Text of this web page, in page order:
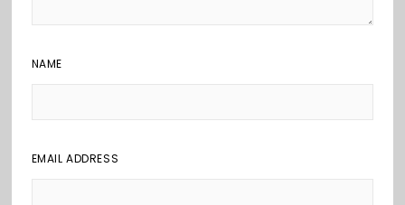
NAME
EMAIL ADDRESS